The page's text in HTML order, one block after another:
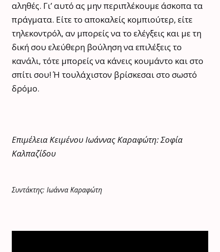
αληθές. Γι’ αυτό ας μην περιπλέκουμε άσκοπα τα
πράγματα. Είτε το αποκαλείς κομπιούτερ, είτε
τηλεκοντρόλ, αν μπορείς να το ελέγξεις και με τη
δική σου ελεύθερη βούληση να επιλέξεις το
κανάλι, τότε μπορείς να κάνεις κουμάντο και στο
σπίτι σου! Ή τουλάχιστον βρίσκεσαι στο σωστό
δρόμο.
Επιμέλεια Κειμένου Ιωάννας Καραφώτη: Σοφία
Καλπαζίδου
Συντάκτης: Ιωάννα Καραφώτη